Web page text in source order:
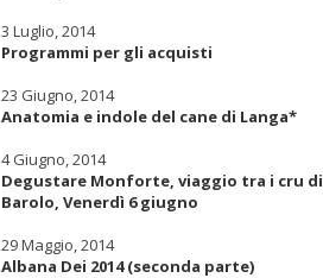
3 Luglio, 2014
Programmi per gli acquisti
23 Giugno, 2014
Anatomia e indole del cane di Langa*
4 Giugno, 2014
Degustare Monforte, viaggio tra i cru di
Barolo, Venerdì 6 giugno
29 Maggio, 2014
Albana Dei 2014 (seconda parte)